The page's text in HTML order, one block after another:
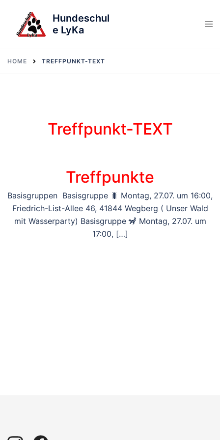
content
Hundeschul
e LyKa
HOME TREFFPUNKT-TEXT
Treffpunkt-TEXT
Treffpunkte
Basisgruppen Basisgruppe 🐛 Montag, 27.07. um 16:00,
Friedrich-List-Allee 46, 41844 Wegberg ( Unser Wald
mit Wasserparty) Basisgruppe 🦨 Montag, 27.07. um
17:00, […]